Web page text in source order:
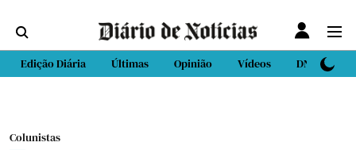
Edição Diária Últimas Opinião Vídeos DN Sport
Colunistas